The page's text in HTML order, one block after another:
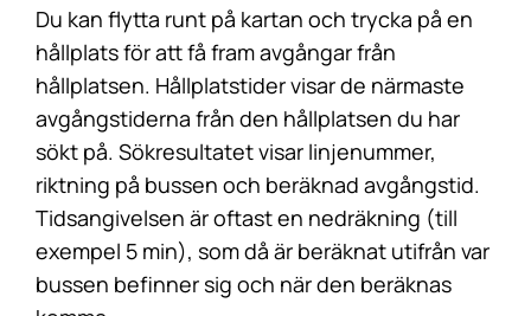
Du kan flytta runt på kartan och trycka på en
hållplats för att få fram avgångar från
hållplatsen. Hållplatstider visar de närmaste
avgångstiderna från den hållplatsen du har
sökt på. Sökresultatet visar linjenummer,
riktning på bussen och beräknad avgångstid.
Tidsangivelsen är oftast en nedräkning (till
exempel 5 min), som då är beräknat utifrån var
bussen befinner sig och när den beräknas